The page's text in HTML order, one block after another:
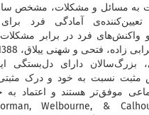
به مسائل و مشکلات، مشخص
آمادگی فرد
واکنش‌های فرد در برابر
بزرگ‌سالان دارای دل‌بستگی
نسبت به خود و درک مثبتی
موفق‌تر هستند و اعتماد به